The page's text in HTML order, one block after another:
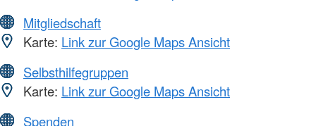
Mitgliedschaft
Karte: Link zur Google Maps Ansicht
Selbsthilfegruppen
Karte: Link zur Google Maps Ansicht
Spenden